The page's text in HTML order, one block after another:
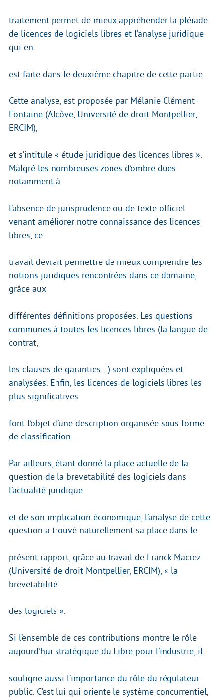
traitement permet de mieux appréhender la pléiade
de licences de logiciels libres et l’analyse juridique
qui en
est faite dans le deuxième chapitre de cette partie.
Cette analyse, est proposée par Mélanie Clément-
Fontaine (Alcôve, Université de droit Montpellier,
ERCIM),
et s’intitule « étude juridique des licences libres ».
Malgré les nombreuses zones d’ombre dues
notamment à
l’absence de jurisprudence ou de texte officiel
venant améliorer notre connaissance des licences
libres, ce
travail devrait permettre de mieux comprendre les
notions juridiques rencontrées dans ce domaine,
grâce aux
différentes définitions proposées. Les questions
communes à toutes les licences libres (la langue de
contrat,
les clauses de garanties...) sont expliquées et
analysées. Enfin, les licences de logiciels libres les
plus significatives
font l’objet d’une description organisée sous forme
de classification.
Par ailleurs, étant donné la place actuelle de la
question de la brevetabilité des logiciels dans
l’actualité juridique
et de son implication économique, l’analyse de cette
question a trouvé naturellement sa place dans le
présent rapport, grâce au travail de Franck Macrez
(Université de droit Montpellier, ERCIM), « la
brevetabilité
des logiciels ».
Si l’ensemble de ces contributions montre le rôle
aujourd’hui stratégique du Libre pour l’industrie, il
souligne aussi l’importance du rôle du régulateur
public. C’est lui qui oriente le système concurrentiel,